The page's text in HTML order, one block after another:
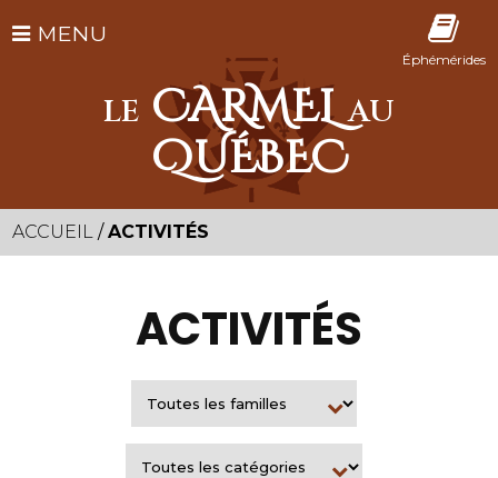
Éphémérides
MENU
LE CARMELAU
QUÉBEC
ACCUEIL /ACTIVITÉS
ACTIVITÉS